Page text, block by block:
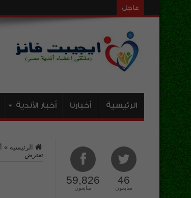
عاجل
الرئيسية أخبارنا أخبار الأندية
الرئيسية »
تعترض
46
متابعون
59,826
متابعون